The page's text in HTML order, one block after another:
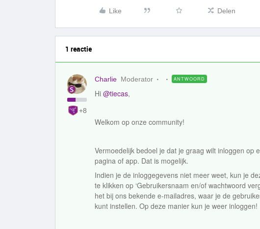
Like Delen
1 reactie
+8
Charlie Moderator ANTWOORD
Hi @tiecas,
Welkom op onze community!
Vermoedelijk bedoel je dat je graag wilt inloggen op
pagina of app. Dat is mogelijk.
Indien je de inloggegevens niet meer weet, kun je
te klikken op ‘Gebruikersnaam en/of wachtwoord
het bij ons bekende e-mailadres, waar je de
kunt instellen. Op deze manier kun je weer inloggen!